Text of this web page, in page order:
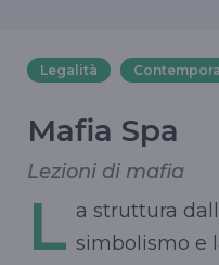
Legalità
Mafia Spa
Lezioni di mafia
L a struttura
simbolismo e